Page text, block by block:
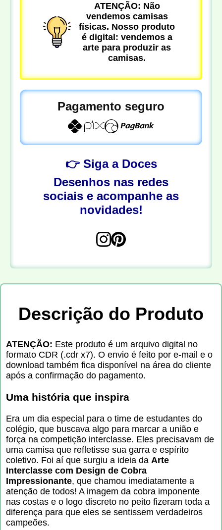
ATENÇÃO: Não
vendemos camisas
físicas. Nosso produto
é digital: vendemos a
arte para produzir as
camisas.
Pagamento seguro
👉 Siga a Doces
Desenhos nas redes
sociais e acompanhe as
novidades!
Descrição do Produto
ATENÇÃO: Este produto é um arquivo digital no
formato CDR (.cdr x7). O envio é feito por e-mail e o
download também fica disponível na área do cliente
após a confirmação do pagamento.
Uma história que inspira
Era um dia especial para o time de estudantes do
colégio, que buscava algo para marcar a união e
força na competição interclasse. Eles precisavam de
uma camisa que refletisse sua garra e espírito
coletivo. Foi aí que surgiu a ideia da Arte
Interclasse com Design de Cobra
Impressionante, que chamou imediatamente a
atenção de todos! A imagem da cobra imponente
nas costas e o logo discreto no peito fizeram toda a
diferença para que eles se sentissem verdadeiros
campeões.